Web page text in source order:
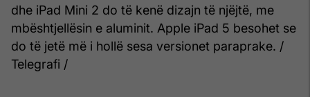
dhe iPad Mini 2 do të kenë dizajn të njëjtë, me
mbështjellësin e aluminit. Apple iPad 5 besohet se
do të jetë më i hollë sesa versionet paraprake. /
Telegrafi /